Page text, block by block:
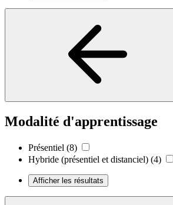
Modalité d'apprentissage
Présentiel (8)
Hybride (présentiel et distanciel) (4)
Afficher les résultats